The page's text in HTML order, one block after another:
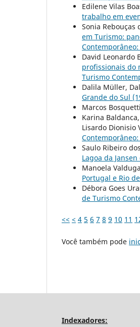
Edilene Vilas
trabalho em
Sonia Rebouças
em Turismo:
David Leonardo
profissionais do
Turismo
Dalila Müller,
Grande do Sul
Marcos
Karina
Lisardo Dionisio
Saulo Ribeiro
Lagoa da
Manoela
Portugal e Rio
Débora Goes
de Turismo
<< < 4 5 6 7 8 9 10 11
Você também pode
Indexadores: